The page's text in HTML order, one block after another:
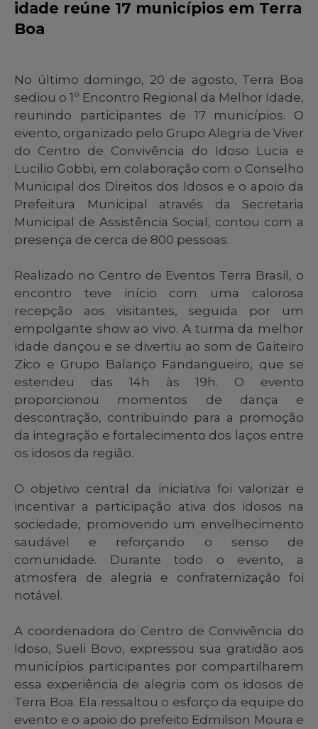
idade reúne 17 municípios em Terra
Boa
No último domingo, 20 de agosto, Terra Boa
sediou o 1º Encontro Regional da Melhor Idade,
reunindo participantes de 17 municípios. O
evento, organizado pelo Grupo Alegria de Viver
do Centro de Convivência do Idoso Lucia e
Lucilio Gobbi, em colaboração com o Conselho
Municipal dos Direitos dos Idosos e o apoio da
Prefeitura Municipal através da Secretaria
Municipal de Assistência Social, contou com a
presença de cerca de 800 pessoas.
Realizado no Centro de Eventos Terra Brasil, o
encontro teve início com uma calorosa
recepção aos visitantes, seguida por um
empolgante show ao vivo. A turma da melhor
idade dançou e se divertiu ao som de Gaiteiro
Zico e Grupo Balanço Fandangueiro, que se
estendeu das 14h às 19h. O evento
proporcionou momentos de dança e
descontração, contribuindo para a promoção
da integração e fortalecimento dos laços entre
os idosos da região.
O objetivo central da iniciativa foi valorizar e
incentivar a participação ativa dos idosos na
sociedade, promovendo um envelhecimento
saudável e reforçando o senso de
comunidade. Durante todo o evento, a
atmosfera de alegria e confraternização foi
notável.
A coordenadora do Centro de Convivência do
Idoso, Sueli Bovo, expressou sua gratidão aos
municípios participantes por compartilharem
essa experiência de alegria com os idosos de
Terra Boa. Ela ressaltou o esforço da equipe do
evento e o apoio do prefeito Edmilson Moura e